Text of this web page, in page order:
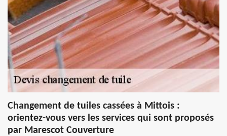
Changement de tuiles cassées à Mittois :
orientez-vous vers les services qui sont proposés
par Marescot Couverture